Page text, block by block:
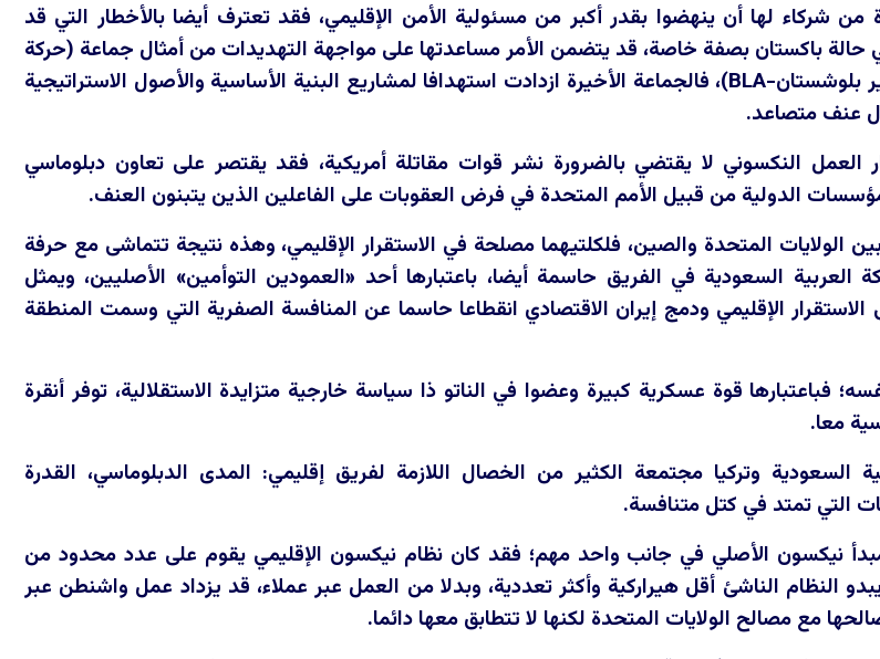
شركاء لها أن ينهضوا بقدر أكبر من مسئولية الأمن الإقليمي، فقد تعترف أيضا بالأخطار التي قد
باكستان بصفة خاصة، قد يتضمن الأمر مساعدتها على مواجهة التهديدات من أمثال جماعة (حركة
بلوشستان-BLA)، فالجماعة الأخيرة ازدادت استهدافا لمشاريع البنية الأساسية والأصول الاستراتيجية
عنف متصاعد.
العمل النكسوني لا يقتضي بالضرورة نشر قوات مقاتلة أمريكية، فقد يقتصر على تعاون دبلوماسي
الدولية من قبيل الأمم المتحدة في فرض العقوبات على الفاعلين الذين يتبنون العنف.
المتحدة والصين، فلكلتيهما مصلحة في الاستقرار الإقليمي، وهذه نتيجة تتماشى مع حرفة
السعودية في الفريق حاسمة أيضا، باعتبارها أحد «العمودين التوأمين» الأصليين، ويمثل
الإقليمي ودمج إيران الاقتصادي انقطاعا حاسما عن المنافسة الصفرية التي وسمت المنطقة
فباعتبارها قوة عسكرية كبيرة وعضوا في الناتو ذا سياسة خارجية متزايدة الاستقلالية، توفر أنقرة
معا.
السعودية وتركيا مجتمعة الكثير من الخصال اللازمة لفريق إقليمي: المدى الدبلوماسي، القدرة
التي تمتد في كتل متنافسة.
نيكسون الأصلي في جانب واحد مهم؛ فقد كان نظام نيكسون الإقليمي يقوم على عدد محدود من
النظام الناشئ أقل هيراركية وأكثر تعددية، وبدلا من العمل عبر عملاء، قد يزداد عمل واشنطن عبر
مع مصالح الولايات المتحدة لكنها لا تتطابق معها دائما.